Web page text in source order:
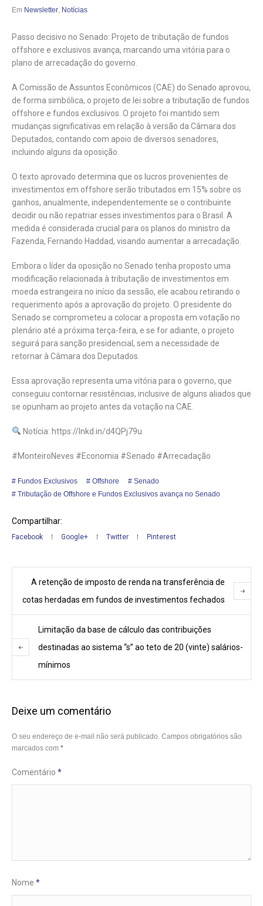
Em Newsletter, Notícias
Passo decisivo no Senado: Projeto de tributação de fundos
offshore e exclusivos avança, marcando uma vitória para o
plano de arrecadação do governo.
A Comissão de Assuntos Econômicos (CAE) do Senado aprovou,
de forma simbólica, o projeto de lei sobre a tributação de fundos
offshore e fundos exclusivos. O projeto foi mantido sem
mudanças significativas em relação à versão da Câmara dos
Deputados, contando com apoio de diversos senadores,
incluindo alguns da oposição.
O texto aprovado determina que os lucros provenientes de
investimentos em offshore serão tributados em 15% sobre os
ganhos, anualmente, independentemente se o contribuinte
decidir ou não repatriar esses investimentos para o Brasil. A
medida é considerada crucial para os planos do ministro da
Fazenda, Fernando Haddad, visando aumentar a arrecadação.
Embora o líder da oposição no Senado tenha proposto uma
modificação relacionada à tributação de investimentos em
moeda estrangeira no início da sessão, ele acabou retirando o
requerimento após a aprovação do projeto. O presidente do
Senado se comprometeu a colocar a proposta em votação no
plenário até a próxima terça-feira, e se for adiante, o projeto
seguirá para sanção presidencial, sem a necessidade de
retornar à Câmara dos Deputados.
Essa aprovação representa uma vitória para o governo, que
conseguiu contornar resistências, inclusive de alguns aliados que
se opunham ao projeto antes da votação na CAE.
Notícia: https://lnkd.in/d4QPj79u
#MonteiroNeves #Economia #Senado #Arrecadação
Fundos Exclusivos Offshore
Senado
Tributação de Offshore e Fundos Exclusivos avança no Senado
Compartilhar:
Facebook Google+ Twitter Pinterest
A retenção de imposto de renda na transferência de
cotas herdadas em fundos de investimentos fechados
Limitação da base de cálculo das contribuições
destinadas ao sistema “s” ao teto de 20 (vinte) salários-
mínimos
Deixe um comentário
O seu endereço de e-mail não será publicado. Campos obrigatórios são
marcados com *
Comentário *
Nome *